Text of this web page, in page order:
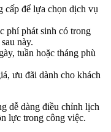
cấp để lựa chọn dịch vụ
phí phát sinh có trong
này.
tuần hoặc tháng phù
ưu đãi dành cho khách
dễ dàng điều chỉnh lịch
lực trong công việc.